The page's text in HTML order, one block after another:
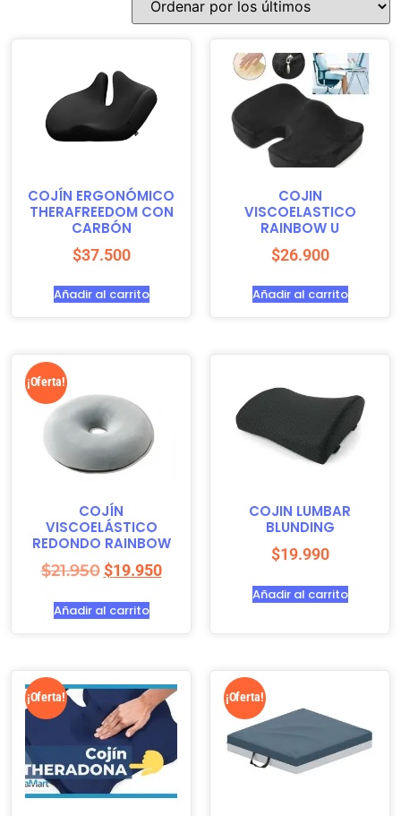
COJÍN ERGONÓMICO
THERAFREEDOM CON
CARBÓN
$37.500
Añadir al carrito
COJIN
VISCOELASTICO
RAINBOW U
$26.900
Añadir al carrito
¡Oferta!
COJÍN
VISCOELÁSTICO
REDONDO RAINBOW
$21.950 $19.950
Añadir al carrito
COJIN LUMBAR
BLUNDING
$19.990
Añadir al carrito
¡Oferta! ¡Oferta!